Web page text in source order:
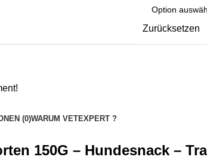
Zurücksetzen
(0)WARUM VETEXPERT ?
150G – Hundesnack –